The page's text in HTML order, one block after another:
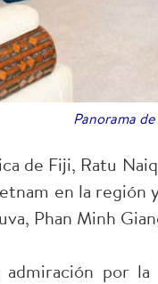
Panorama
de Fiji, Ratu
en la región
Phan Minh
admiración por